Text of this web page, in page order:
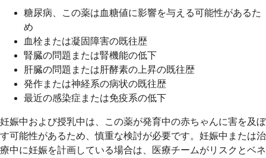
糖尿病、この薬は血糖値に影響を与える可能性があるた
め
血栓または凝固障害の既往歴
腎臓の問題または腎機能の低下
肝臓の問題または肝酵素の上昇の既往歴
発作または神経系の病状の既往歴
最近の感染症または免疫系の低下
妊娠中および授乳中は、この薬が発育中の赤ちゃんに害を及ぼ
す可能性があるため、慎重な検討が必要です。妊娠中または治
療中に妊娠を計画している場合は、医療チームがリスクとベネ